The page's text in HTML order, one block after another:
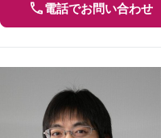
電話でお問い合わせ